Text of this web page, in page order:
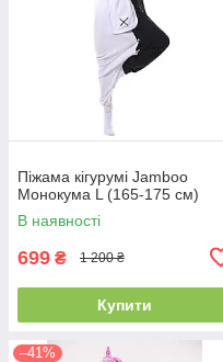
Піжама кігурумі Jamboo
Монокума L (165-175 см)
В наявності
699 ₴ 1 200 ₴
Купити
–41%